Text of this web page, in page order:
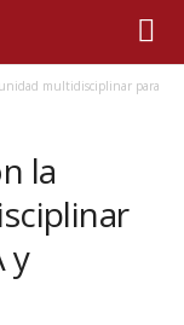
multidisciplinar para
la
y